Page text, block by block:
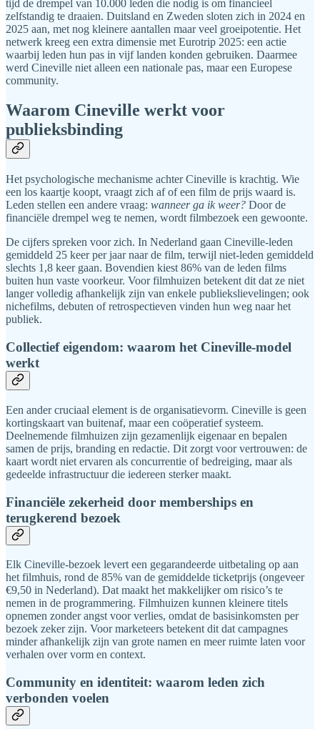
tijd de drempel van 10.000 leden die nodig is om financieel
zelfstandig te draaien. Duitsland en Zweden sloten zich in 2024 en
2025 aan, met nog kleinere aantallen maar veel groeipotentie. Het
netwerk kreeg een extra dimensie met Eurotrip 2025: een actie
waarbij leden hun pas in vijf landen konden gebruiken. Daarmee
werd Cineville niet alleen een nationale pas, maar een Europese
community.
Waarom Cineville werkt voor
publieksbinding
Het psychologische mechanisme achter Cineville is krachtig. Wie
een los kaartje koopt, vraagt zich af of een film de prijs waard is.
Leden stellen een andere vraag: wanneer ga ik weer? Door de
financiële drempel weg te nemen, wordt filmbezoek een gewoonte.
De cijfers spreken voor zich. In Nederland gaan Cineville-leden
gemiddeld 25 keer per jaar naar de film, terwijl niet-leden gemiddeld
slechts 1,8 keer gaan. Bovendien kiest 86% van de leden films
buiten hun vaste voorkeur. Voor filmhuizen betekent dit dat ze niet
langer volledig afhankelijk zijn van enkele publiekslievelingen; ook
nichefilms, debuten of retrospectieven vinden hun weg naar het
publiek.
Collectief eigendom: waarom het Cineville-model
werkt
Een ander cruciaal element is de organisatievorm. Cineville is geen
kortingskaart van buitenaf, maar een coöperatief systeem.
Deelnemende filmhuizen zijn gezamenlijk eigenaar en bepalen
samen de prijs, branding en redactie. Dit zorgt voor vertrouwen: de
kaart wordt niet ervaren als concurrentie of bedreiging, maar als
gedeelde infrastructuur die iedereen sterker maakt.
Financiële zekerheid door memberships en
terugkerend bezoek
Elk Cineville-bezoek levert een gegarandeerde uitbetaling op aan
het filmhuis, rond de 85% van de gemiddelde ticketprijs (ongeveer
€9,50 in Nederland). Dat maakt het makkelijker om risico’s te
nemen in de programmering. Filmhuizen kunnen kleinere titels
opnemen zonder angst voor verlies, omdat de basisinkomsten per
bezoek zeker zijn. Voor marketeers betekent dit dat campagnes
minder afhankelijk zijn van grote namen en meer ruimte laten voor
verhalen over vorm en context.
Community en identiteit: waarom leden zich
verbonden voelen